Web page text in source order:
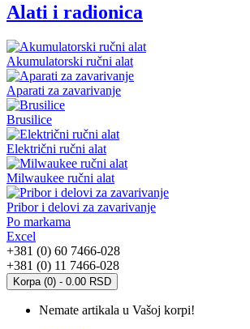
Alati i radionica
Akumulatorski ručni alat
Aparati za zavarivanje
Brusilice
Električni ručni alat
Milwaukee ručni alat
Pribor i delovi za zavarivanje
Po markama
Excel
+381 (0) 60 7466-028
+381 (0) 11 7466-028
Korpa (0) - 0.00 RSD
Nemate artikala u Vašoj korpi!